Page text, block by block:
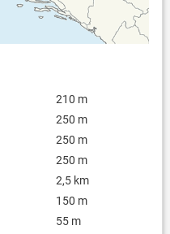
210 m
250 m
250 m
250 m
2,5 km
150 m
55 m